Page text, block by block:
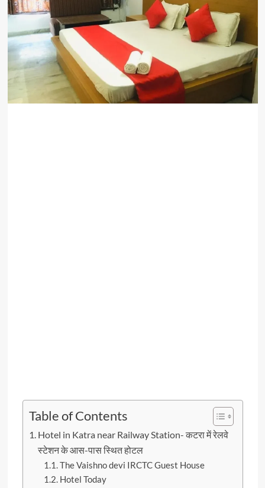
Table of Contents
Hotel in Katra near Railway Station- कटरा में रेलवे
स्टेशन के आस-पास स्थित होटल
The Vaishno devi IRCTC Guest House
Hotel Today